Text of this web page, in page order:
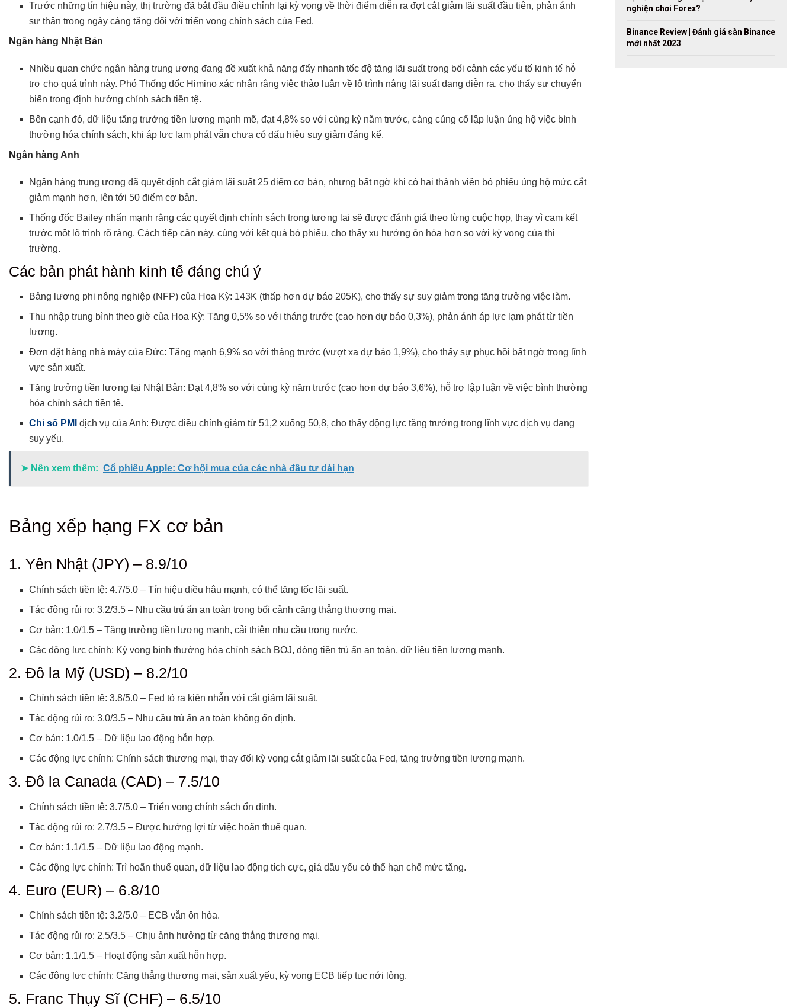
Dữ liệu kinh tế quan trọng
Hoa Kỳ
Khu vực đồng Euro
Châu Á – Thái Bình Dương
Sự kiện Ngân hàng Trung ương
Sự kiện chính trị
Kịch bản thị trường
Kịch bản cơ bản (Xác suất 60%)
Kịch bản rủi ro (Xác suất 30%)
Có thể bạn chưa biết
Trước những tín hiệu này, thị trường đã bắt đầu điều chỉnh lại kỳ vọng về thời điểm diễn ra đợt cắt giảm lãi suất đầu tiên, phản ánh
sự thận trọng ngày càng tăng đối với triển vọng chính sách của Fed.
Ngân hàng Nhật Bản
Nhiều quan chức ngân hàng trung ương đang đề xuất khả năng đẩy nhanh tốc độ tăng lãi suất trong bối cảnh các yếu tố kinh tế hỗ
trợ cho quá trình này. Phó Thống đốc Himino xác nhận rằng việc thảo luận về lộ trình nâng lãi suất đang diễn ra, cho thấy sự chuyển
biến trong định hướng chính sách tiền tệ.
Bên cạnh đó, dữ liệu tăng trưởng tiền lương mạnh mẽ, đạt 4,8% so với cùng kỳ năm trước, càng củng cố lập luận ủng hộ việc bình
thường hóa chính sách, khi áp lực lạm phát vẫn chưa có dấu hiệu suy giảm đáng kể.
Ngân hàng Anh
Ngân hàng trung ương đã quyết định cắt giảm lãi suất 25 điểm cơ bản, nhưng bất ngờ khi có hai thành viên bỏ phiếu ủng hộ mức cắt
giảm mạnh hơn, lên tới 50 điểm cơ bản.
Thống đốc Bailey nhấn mạnh rằng các quyết định chính sách trong tương lai sẽ được đánh giá theo từng cuộc họp, thay vì cam kết
trước một lộ trình rõ ràng. Cách tiếp cận này, cùng với kết quả bỏ phiếu, cho thấy xu hướng ôn hòa hơn so với kỳ vọng của thị
trường.
Các bản phát hành kinh tế đáng chú ý
Bảng lương phi nông nghiệp (NFP) của Hoa Kỳ: 143K (thấp hơn dự báo 205K), cho thấy sự suy giảm trong tăng trưởng việc làm.
Thu nhập trung bình theo giờ của Hoa Kỳ: Tăng 0,5% so với tháng trước (cao hơn dự báo 0,3%), phản ánh áp lực lạm phát từ tiền
lương.
Đơn đặt hàng nhà máy của Đức: Tăng mạnh 6,9% so với tháng trước (vượt xa dự báo 1,9%), cho thấy sự phục hồi bất ngờ trong lĩnh
vực sản xuất.
Tăng trưởng tiền lương tại Nhật Bản: Đạt 4,8% so với cùng kỳ năm trước (cao hơn dự báo 3,6%), hỗ trợ lập luận về việc bình thường
hóa chính sách tiền tệ.
Chỉ số PMI dịch vụ của Anh: Được điều chỉnh giảm từ 51,2 xuống 50,8, cho thấy động lực tăng trưởng trong lĩnh vực dịch vụ đang
suy yếu.
➤ Nên xem thêm: Cổ phiếu Apple: Cơ hội mua của các nhà đầu tư dài hạn
Bảng xếp hạng FX cơ bản
1. Yên Nhật (JPY) – 8.9/10
Chính sách tiền tệ: 4.7/5.0 – Tín hiệu diều hâu mạnh, có thể tăng tốc lãi suất.
Tác động rủi ro: 3.2/3.5 – Nhu cầu trú ẩn an toàn trong bối cảnh căng thẳng thương mại.
Cơ bản: 1.0/1.5 – Tăng trưởng tiền lương mạnh, cải thiện nhu cầu trong nước.
Các động lực chính: Kỳ vọng bình thường hóa chính sách BOJ, dòng tiền trú ẩn an toàn, dữ liệu tiền lương mạnh.
2. Đô la Mỹ (USD) – 8.2/10
Chính sách tiền tệ: 3.8/5.0 – Fed tỏ ra kiên nhẫn với cắt giảm lãi suất.
Tác động rủi ro: 3.0/3.5 – Nhu cầu trú ẩn an toàn không ổn định.
Cơ bản: 1.0/1.5 – Dữ liệu lao động hỗn hợp.
Các động lực chính: Chính sách thương mại, thay đổi kỳ vọng cắt giảm lãi suất của Fed, tăng trưởng tiền lương mạnh.
3. Đô la Canada (CAD) – 7.5/10
Chính sách tiền tệ: 3.7/5.0 – Triển vọng chính sách ổn định.
Tác động rủi ro: 2.7/3.5 – Được hưởng lợi từ việc hoãn thuế quan.
Cơ bản: 1.1/1.5 – Dữ liệu lao động mạnh.
Các động lực chính: Trì hoãn thuế quan, dữ liệu lao động tích cực, giá dầu yếu có thể hạn chế mức tăng.
4. Euro (EUR) – 6.8/10
Chính sách tiền tệ: 3.2/5.0 – ECB vẫn ôn hòa.
Tác động rủi ro: 2.5/3.5 – Chịu ảnh hưởng từ căng thẳng thương mại.
Cơ bản: 1.1/1.5 – Hoạt động sản xuất hỗn hợp.
Các động lực chính: Căng thẳng thương mại, sản xuất yếu, kỳ vọng ECB tiếp tục nới lỏng.
5. Franc Thụy Sĩ (CHF) – 6.5/10
nghiện chơi Forex?
Binance Review | Đánh giá sàn Binance
mới nhất 2023